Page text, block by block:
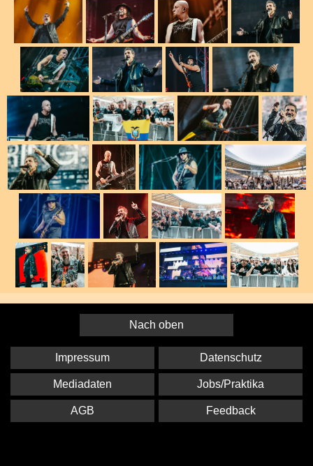
Nach oben
Impressum Datenschutz
Mediadaten Jobs/Praktika
AGB Feedback